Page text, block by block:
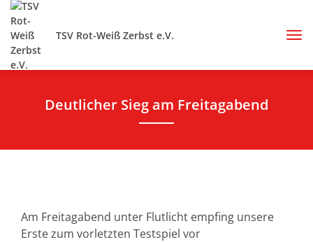
TSV Rot-Weiß Zerbst e.V.
Deutlicher Sieg am Freitagabend
Am Freitagabend unter Flutlicht empfing unsere
Erste zum vorletzten Testspiel vor